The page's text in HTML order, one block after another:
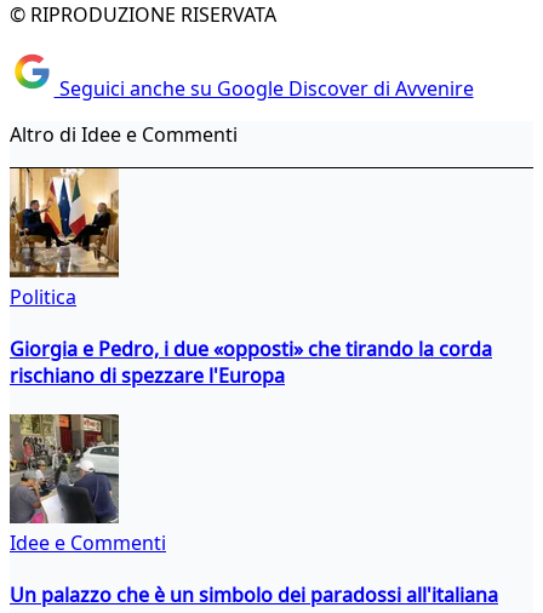
© RIPRODUZIONE RISERVATA
Seguici anche su Google Discover di Avvenire
Altro di Idee e Commenti
Politica
Giorgia e Pedro, i due «opposti» che tirando la corda
rischiano di spezzare l'Europa
Idee e Commenti
Un palazzo che è un simbolo dei paradossi all'italiana